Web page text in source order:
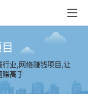
业,网络赚钱项目,让
赚高手